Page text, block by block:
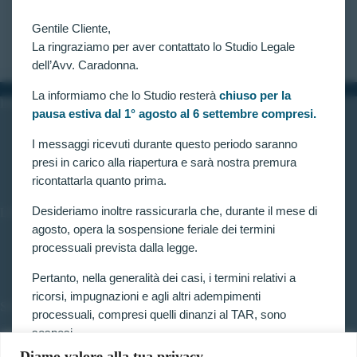
Gentile Cliente,
La ringraziamo per aver contattato lo Studio Legale
dell’Avv. Caradonna.
La informiamo che lo Studio resterà chiuso per la
pausa estiva dal 1° agosto al 6 settembre compresi.
I messaggi ricevuti durante questo periodo saranno
presi in carico alla riapertura e sarà nostra premura
ricontattarla quanto prima.
Desideriamo inoltre rassicurarla che, durante il mese di
agosto, opera la sospensione feriale dei termini
processuali prevista dalla legge.
Pertanto, nella generalità dei casi, i termini relativi a
ricorsi, impugnazioni e agli altri adempimenti
processuali, compresi quelli dinanzi al TAR, sono
sospesi.
APPELLO DELL’AMMINISTRAZIONE.
CLAUDIA CARADONNA
INFORMAZIONI
Chi siamo
Contatti
LINK UTILI
Prenota consulenza
Privacy e Cookie Policy
Forze armate e polizia